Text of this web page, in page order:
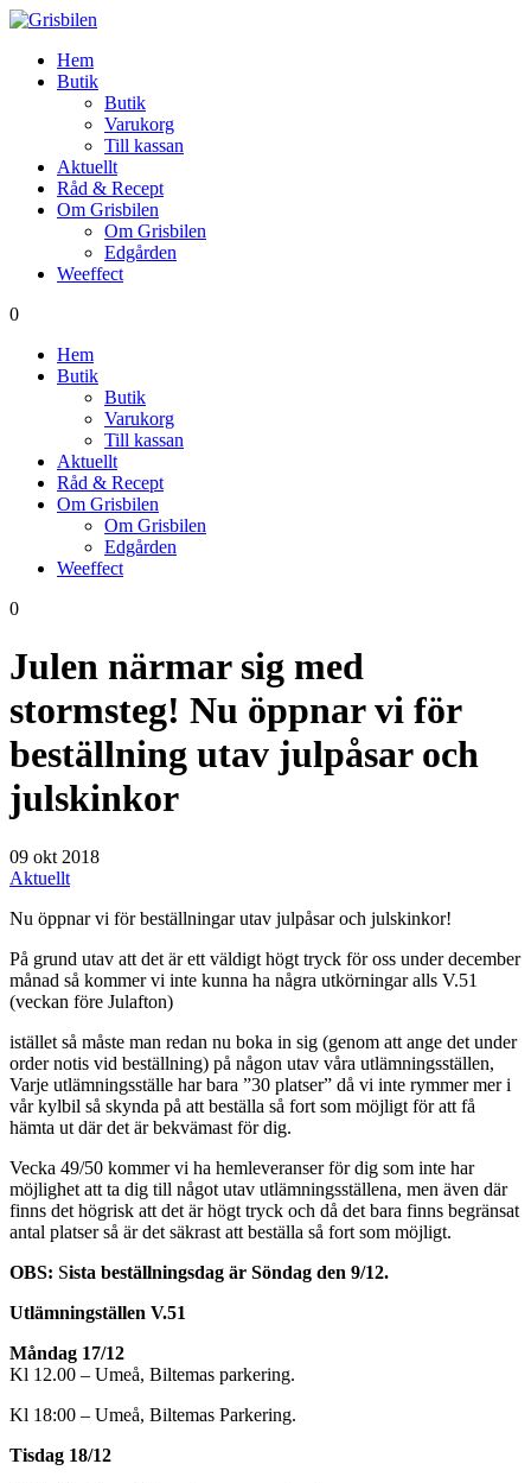
Hem
Butik
Butik
Varukorg
Till kassan
Aktuellt
Råd & Recept
Om Grisbilen
Om Grisbilen
Edgården
Weeffect
0
Hem
Butik
Butik
Varukorg
Till kassan
Aktuellt
Råd & Recept
Om Grisbilen
Om Grisbilen
Edgården
Weeffect
0
Julen närmar sig med
stormsteg! Nu öppnar vi för
beställning utav julpåsar och
julskinkor
09 okt 2018
Aktuellt
Nu öppnar vi för beställningar utav julpåsar och julskinkor!
På grund utav att det är ett väldigt högt tryck för oss under december
månad så kommer vi inte kunna ha några utkörningar alls V.51
(veckan före Julafton)
istället så måste man redan nu boka in sig (genom att ange det under
order notis vid beställning) på någon utav våra utlämningsställen,
Varje utlämningsställe har bara ”30 platser” då vi inte rymmer mer i
vår kylbil så skynda på att beställa så fort som möjligt för att få
hämta ut där det är bekvämast för dig.
Vecka 49/50 kommer vi ha hemleveranser för dig som inte har
möjlighet att ta dig till något utav utlämningsställena, men även där
finns det högrisk att det är högt tryck och då det bara finns begränsat
antal platser så är det säkrast att beställa så fort som möjligt.
OBS: Sista beställningsdag är Söndag den 9/12.
Utlämningställen V.51
Måndag 17/12
Kl 12.00 – Umeå, Biltemas parkering.
Kl 18:00 – Umeå, Biltemas Parkering.
Tisdag 18/12